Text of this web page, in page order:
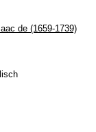
de (1659-1739)